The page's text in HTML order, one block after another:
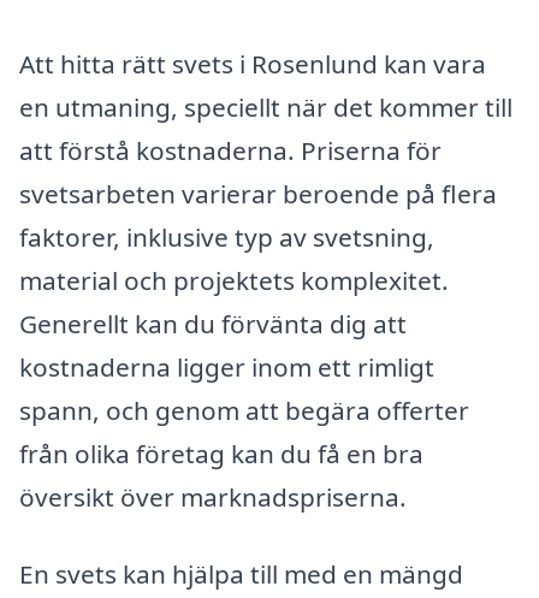
Att hitta rätt svets i Rosenlund kan vara
en utmaning, speciellt när det kommer till
att förstå kostnaderna. Priserna för
svetsarbeten varierar beroende på flera
faktorer, inklusive typ av svetsning,
material och projektets komplexitet.
Generellt kan du förvänta dig att
kostnaderna ligger inom ett rimligt
spann, och genom att begära offerter
från olika företag kan du få en bra
översikt över marknadspriserna.
En svets kan hjälpa till med en mängd